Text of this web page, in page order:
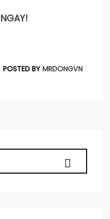
POSTED BY MRDONGVN